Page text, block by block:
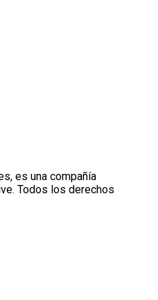
es una compañía
Todos los derechos